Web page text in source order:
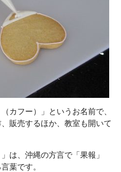
カフー）」というお名前で、
販売するほか、教室も開いて
は、沖縄の方言で「果報」
葉です。